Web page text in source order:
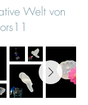
Welt von